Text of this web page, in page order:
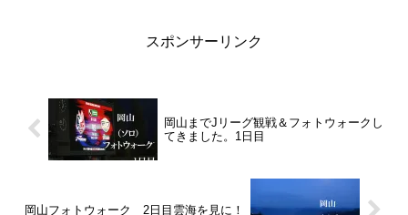
スポンサーリンク
岡山までJリーグ観戦＆フォトウォークし
てきました。1日目
岡山フォトウォーク 2日目雲海を見に！